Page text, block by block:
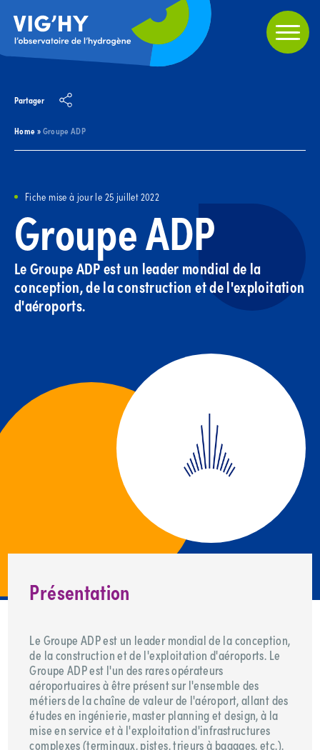
Home»Groupe ADP
Partager
Fiche mise à jour le 25 juillet 2022
Groupe ADP
Le Groupe ADP est un leader mondial de la
conception, de la construction et de l'exploitation
d'aéroports.
Présentation
Le Groupe ADP est un leader mondial de la conception,
de la construction et de l'exploitation d'aéroports. Le
Groupe ADP est l'un des rares opérateurs
aéroportuaires à être présent sur l'ensemble des
métiers de la chaîne de valeur de l'aéroport, allant des
études en ingénierie, master planning et design, à la
mise en service et à l'exploitation d'infrastructures
complexes (terminaux, pistes, trieurs à bagages, etc.).